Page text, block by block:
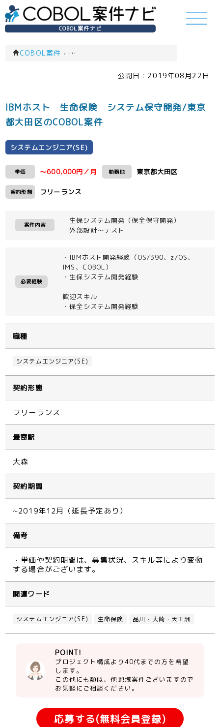
COBOL案件ナビ
COBOL案件 › システムエンジニア(SE)(一覧)
公開日： 2019年08月22日
IBMホスト 生命保険 システム保守開発/東京
都大田区のCOBOL案件
システムエンジニア(SE)
単価 ～600,000円／月 勤務地 東京都大田区
契約形態 フリーランス
案件内容
生保システム開発（保全保守開発）
外部設計～テスト
必要経験
・IBMホスト開発経験（OS/390、z/OS、
IMS、COBOL）
・生保システム開発経験
歓迎スキル
・保全システム開発経験
職種
システムエンジニア(SE)
契約形態
フリーランス
最寄駅
大森
契約期間
~2019年12月（延長予定あり）
備考
・単価や契約期間は、募集状況、スキル等により変動
する場合がございます。
関連ワード
システムエンジニア(SE) 生命保険 品川・大崎・天王洲
POINT!
プロジェクト構成より40代までの方を希望
します。
この他にも類似、他地域案件ございますので
お気軽にご相談ください。
応募する(無料会員登録)